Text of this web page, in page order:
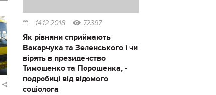
14.12.2018 72397
Як рівняни сприймають
Вакарчука та Зеленського і чи
вірять в президенство
Тимошенко та Порошенка, -
подробиці від відомого
соціолога